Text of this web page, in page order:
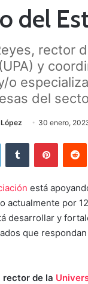
del
rector
y
o
del
30 enero,
está
actualmente por
desarrollar y
que
rector de la